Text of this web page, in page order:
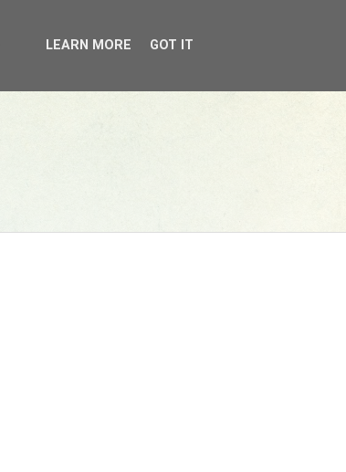
LEARN MORE GOT IT